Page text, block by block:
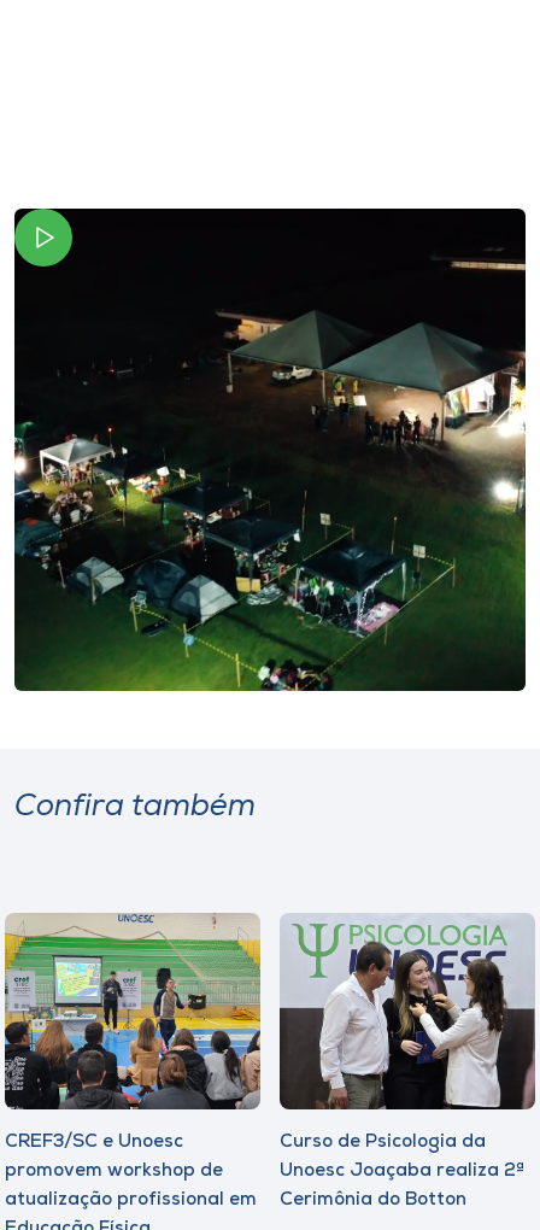
Confira também
CREF3/SC e Unoesc
promovem workshop de
atualização profissional em
Curso de Psicologia da
Unoesc Joaçaba realiza 2ª
Cerimônia do Botton